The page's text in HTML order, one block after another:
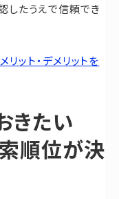
したうえで信頼でき
ット・デメリットを
きたい
順位が決